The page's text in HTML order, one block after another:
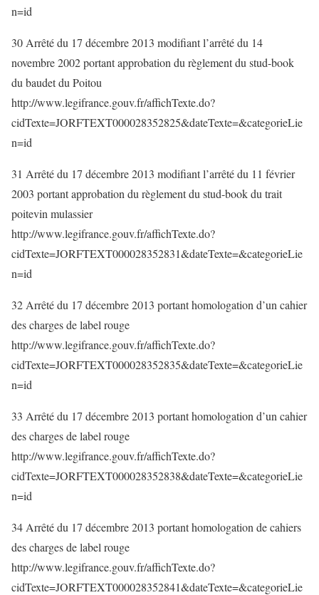
n=id
30 Arrêté du 17 décembre 2013 modifiant l’arrêté du 14
novembre 2002 portant approbation du règlement du stud-book
du baudet du Poitou
http://www.legifrance.gouv.fr/affichTexte.do?
cidTexte=JORFTEXT000028352825&dateTexte=&categorieLie
n=id
31 Arrêté du 17 décembre 2013 modifiant l’arrêté du 11 février
2003 portant approbation du règlement du stud-book du trait
poitevin mulassier
http://www.legifrance.gouv.fr/affichTexte.do?
cidTexte=JORFTEXT000028352831&dateTexte=&categorieLie
n=id
32 Arrêté du 17 décembre 2013 portant homologation d’un cahier
des charges de label rouge
http://www.legifrance.gouv.fr/affichTexte.do?
cidTexte=JORFTEXT000028352835&dateTexte=&categorieLie
n=id
33 Arrêté du 17 décembre 2013 portant homologation d’un cahier
des charges de label rouge
http://www.legifrance.gouv.fr/affichTexte.do?
cidTexte=JORFTEXT000028352838&dateTexte=&categorieLie
n=id
34 Arrêté du 17 décembre 2013 portant homologation de cahiers
des charges de label rouge
http://www.legifrance.gouv.fr/affichTexte.do?
cidTexte=JORFTEXT000028352841&dateTexte=&categorieLie